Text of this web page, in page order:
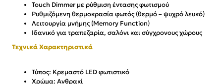
Touch Dimmer με ρύθμιση έντασης φωτισμού
Ρυθμιζόμενη θερμοκρασία φωτός (θερμό – ψυχρό λευκό)
Λειτουργία μνήμης (Memory Function)
Ιδανικό για τραπεζαρία, σαλόνι και σύγχρονους χώρους
Τεχνικά Χαρακτηριστικά
Τύπος: Κρεμαστό LED φωτιστικό
Χρώμα: Ανθρακί